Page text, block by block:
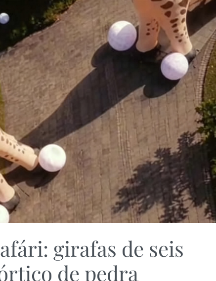
girafas de seis
de pedra